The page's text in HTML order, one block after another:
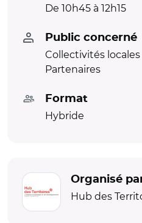
De 10h45 à 12h15
Public concerné
Collectivités locales
Partenaires
Format
Hybride
Organisé
Hub des